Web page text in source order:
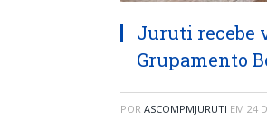
Juruti recebe
Grupamento
POR ASCOMPMJURUTI EM 24